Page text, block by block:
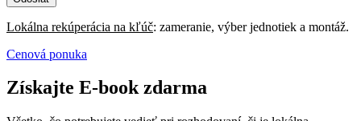
Lokálna rekúperácia na kľúč: zameranie, výber jednotiek a montáž.
Cenová ponuka
Získajte E-book zdarma